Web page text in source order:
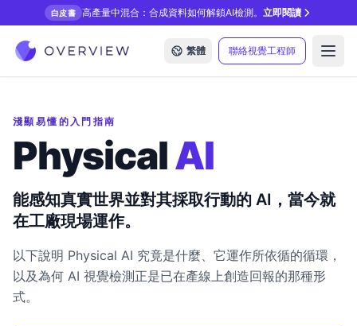
白皮書 高產量中混合：合成資料如何解鎖AI檢測。立即閱讀
繁體 聯絡視覺工程師
淺顯易懂的入門指南
PhysicalAI
能感知真實世界並對其採取行動的 AI，當今就
在工廠現場運作。
以下說明 Physical AI 究竟是什麼、它運作所依循的循環，
以及為何 AI 視覺檢測正是已在產線上創造回報的那種形
式。